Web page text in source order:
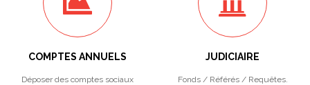
COMPTES ANNUELS
Déposer des comptes sociaux
JUDICIAIRE
Fonds / Référés / Requêtes.